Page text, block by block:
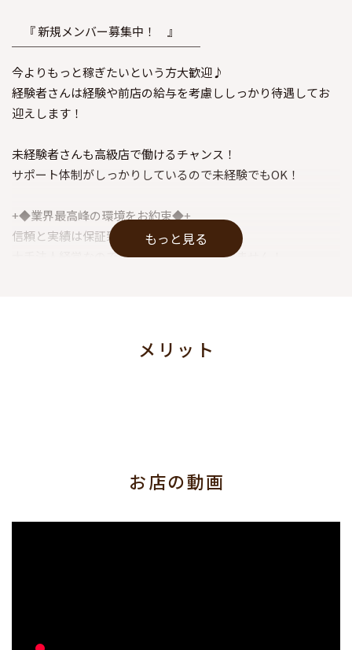
『 新規メンバー募集中！ 』
￣￣￣￣￣￣￣￣￣￣￣￣￣￣￣￣
今よりもっと稼ぎたいという方大歓迎♪
経験者さんは経験や前店の給与を考慮ししっかり待遇してお
迎えします！
未経験者さんも高級店で働けるチャンス！
サポート体制がしっかりしているので未経験でもOK！
+◆業界最高峰の環境をお約束◆+
信頼と実績は保証致します。
大手法人経営なので集客力はどこにも負けません！
もっと見る
メリット
お店の動画